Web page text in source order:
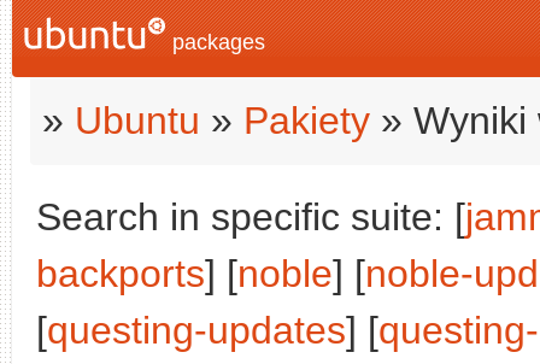
packages
» Ubuntu » Pakiety » Wyniki
Search in specific suite: [
backports] [noble] [noble-
[questing-updates] [